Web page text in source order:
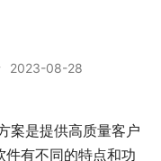
2023-08-28
案是提供高质量客户
件有不同的特点和功